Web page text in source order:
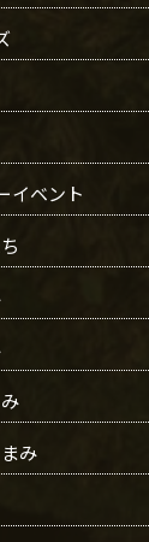
ベント
み